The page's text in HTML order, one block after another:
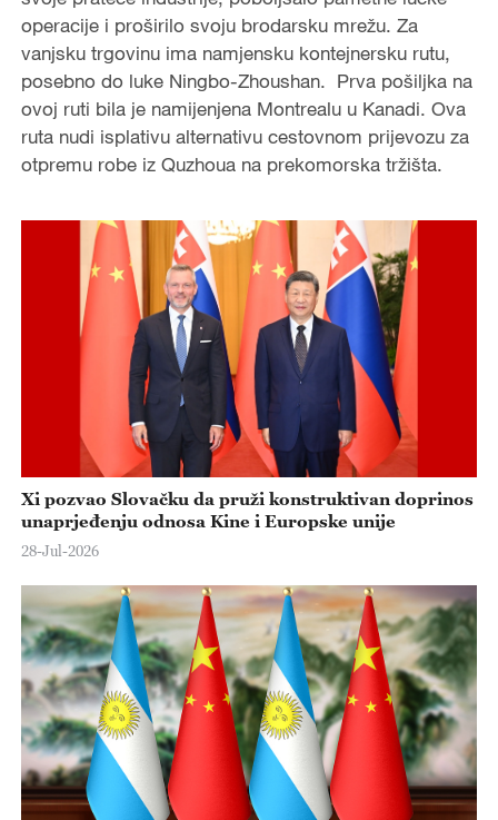
operacije i proširilo svoju brodarsku mrežu. Za
vanjsku trgovinu ima namjensku kontejnersku rutu,
posebno do luke Ningbo-Zhoushan. Prva pošiljka na
ovoj ruti bila je namijenjena Montrealu u Kanadi. Ova
ruta nudi isplativu alternativu cestovnom prijevozu za
otpremu robe iz Quzhoua na prekomorska tržišta.
Xi pozvao Slovačku da pruži konstruktivan doprinos
unaprjeđenju odnosa Kine i Europske unije
28-Jul-2026